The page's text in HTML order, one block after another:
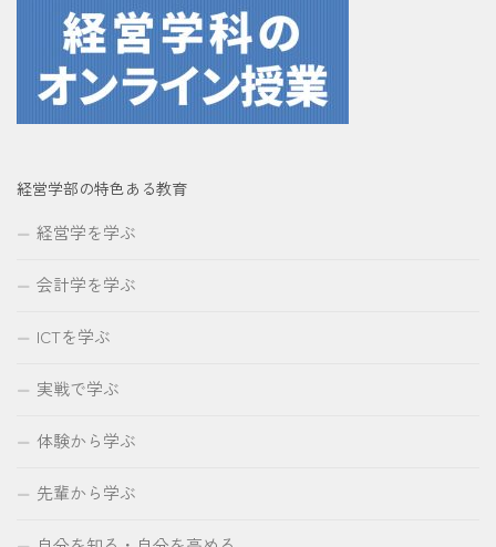
経営学部の特色ある教育
経営学を学ぶ
会計学を学ぶ
ICTを学ぶ
実戦で学ぶ
体験から学ぶ
先輩から学ぶ